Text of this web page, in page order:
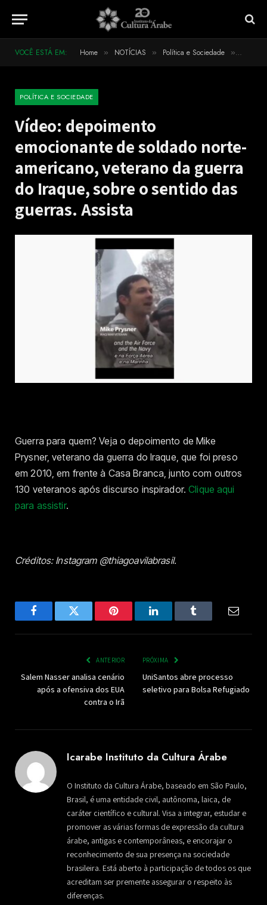
VOCÊ ESTÁ EM: Home » NOTÍCIAS » Política e Sociedade »
POLÍTICA E SOCIEDADE
Vídeo: depoimento
emocionante de soldado norte-
americano, veterano da guerra
do Iraque, sobre o sentido das
guerras. Assista
Guerra para quem? Veja o depoimento de Mike
Prysner, veterano da guerra do Iraque, que foi preso
em 2010, em frente à Casa Branca, junto com outros
130 veteranos após discurso inspirador.Clique aqui
para assistir.
Créditos: Instagram @thiagoavilabrasil.
FacebookTwitter Pinterest LinkedInTumblr
ANTERIOR
Salem Nasser analisa cenário
após a ofensiva dos EUA
contra o Irã
PRÓXIMA
UniSantos abre processo
seletivo para Bolsa Refugiado
Icarabe Instituto da Cultura Árabe
O Instituto da Cultura Árabe, baseado em São Paulo,
Brasil, é uma entidade civil, autônoma, laica, de
caráter científico e cultural. Visa a integrar, estudar e
promover as várias formas de expressão da cultura
árabe, antigas e contemporâneas, e encorajar o
reconhecimento de sua presença na sociedade
brasileira. Está aberto à participação de todos os que
acreditam ser premente assegurar o respeito às
diferenças.